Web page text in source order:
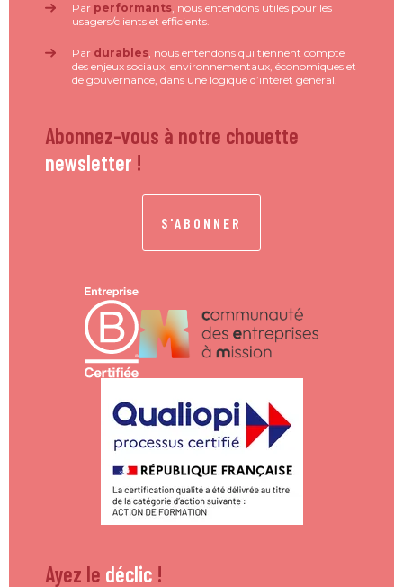
Par performants, nous entendons utiles pour les
usagers/clients et efficients.
Par durables, nous entendons qui tiennent compte
des enjeux sociaux, environnementaux, économiques et
de gouvernance, dans une logique d’intérêt général.
Abonnez-vous à notre chouette
newsletter !
S'ABONNER
Ayez le déclic !